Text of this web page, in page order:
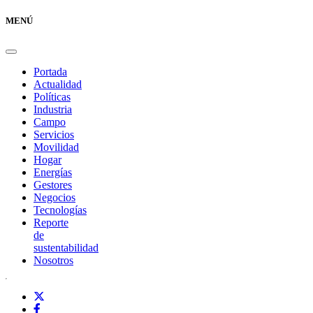
MENÚ
Portada
Actualidad
Políticas
Industria
Campo
Servicios
Movilidad
Hogar
Energías
Gestores
Negocios
Tecnologías
Reporte
de
sustentabilidad
Nosotros